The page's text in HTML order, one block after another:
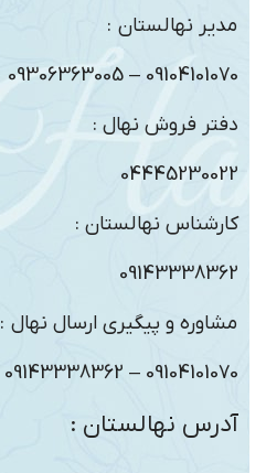
مدیر نهالستان :
09104101070 – 09306363005
دفتر فروش نهال :
04445230022
کارشناس نهالستان :
09143338362
مشاوره و پیگیری ارسال نهال :
09104101070 – 09143338362
آدرس نهالستان :